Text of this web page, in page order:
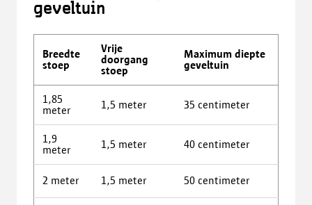
geveltuin
Breedte
stoep
Vrije
doorgang
stoep
Maximum diepte
geveltuin
1,85
meter
1,5 meter 35 centimeter
1,9
meter
1,5 meter 40 centimeter
2 meter 1,5 meter 50 centimeter